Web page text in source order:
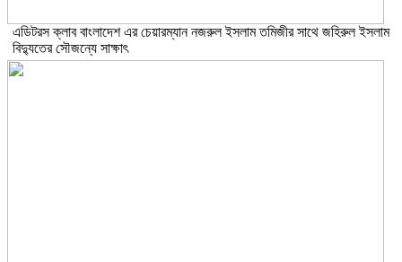
এডিটরস ক্লাব বাংলাদেশ এর চেয়ারম্যান নজরুল ইসলাম তমিজীর সাথে জহিরুল ইসলাম
বিদ্যুতের সৌজন্যে সাক্ষাৎ